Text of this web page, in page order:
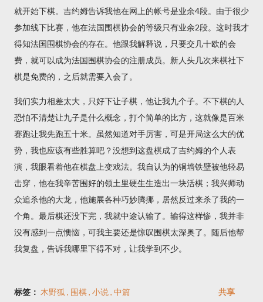
就开始下棋。吉约姆告诉我他在网上的帐号是业余4段。由于很少
参加线下比赛，他在法国围棋协会的等级只有业余2段。这时我才
得知法国围棋协会的存在。他跟我解释说，只要交几十欧的会
费，就可以成为法国围棋协会的注册成员。新人头几次来棋社下
棋是免费的，之后就需要入会了。
我们实力相差太大，只好下让子棋，他让我九个子。不下棋的人
恐怕不清楚让九子是什么概念，打个简单的比方，这就像是百米
赛跑让我先跑五十米。虽然知道对手厉害，可是开局这么大的优
势，我也应该有些胜算吧？没想到这盘棋成了吉约姆的个人表
演，我眼看着他在棋盘上变戏法。我自认为的铜墙铁壁被他轻易
击穿，他在我辛苦围好的领土里硬生生造出一块活棋；我兴师动
众追杀他的大龙，他施展各种巧妙腾挪，居然反过来杀了我的一
个角。最后棋还没下完，我就中途认输了。输得这样惨，我并非
没有感到一点懊恼，可我主要还是惊叹围棋太深奥了。随后他帮
我复盘，告诉我哪里下得不对，让我学到不少。
标签： 木野狐 围棋 小说 中篇 共享